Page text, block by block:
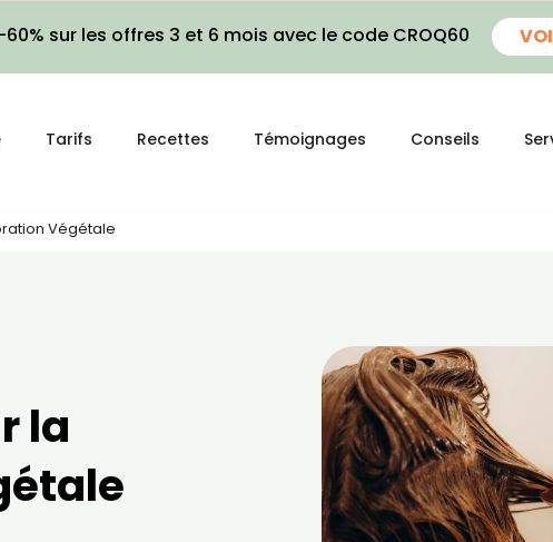
-60% sur les offres 3 et 6 mois avec le code CROQ60
Tarifs Recettes Témoignages Conseils
Végétale
la